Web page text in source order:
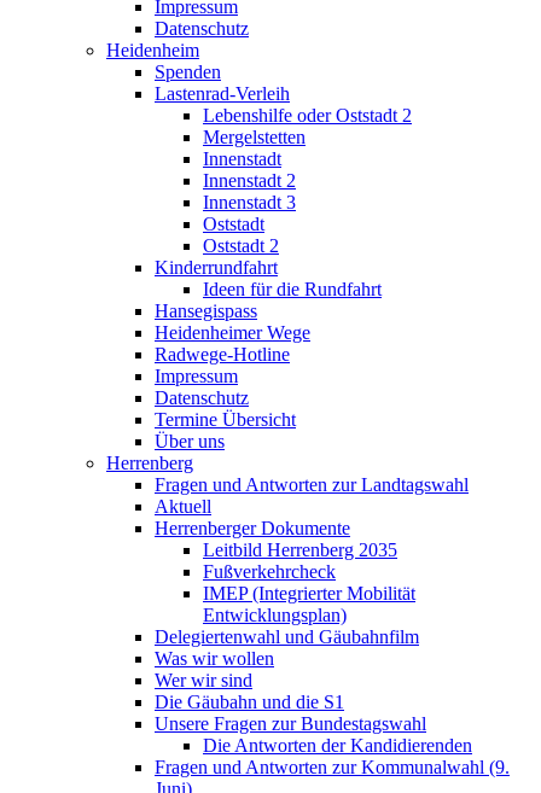
Impressum
Datenschutz
Heidenheim
Spenden
Lastenrad-Verleih
Lebenshilfe oder Oststadt 2
Mergelstetten
Innenstadt
Innenstadt 2
Innenstadt 3
Oststadt
Oststadt 2
Kinderrundfahrt
Ideen für die Rundfahrt
Hansegispass
Heidenheimer Wege
Radwege-Hotline
Impressum
Datenschutz
Termine Übersicht
Über uns
Herrenberg
Fragen und Antworten zur Landtagswahl
Aktuell
Herrenberger Dokumente
Leitbild Herrenberg 2035
Fußverkehrcheck
IMEP (Integrierter Mobilität
Entwicklungsplan)
Delegiertenwahl und Gäubahnfilm
Was wir wollen
Wer wir sind
Die Gäubahn und die S1
Unsere Fragen zur Bundestagswahl
Die Antworten der Kandidierenden
Fragen und Antworten zur Kommunalwahl (9.
Juni)